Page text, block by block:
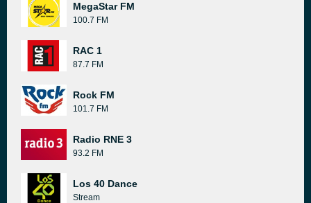
MegaStar FM
100.7 FM
RAC 1
87.7 FM
Rock FM
101.7 FM
Radio RNE 3
93.2 FM
Los 40 Dance
Stream